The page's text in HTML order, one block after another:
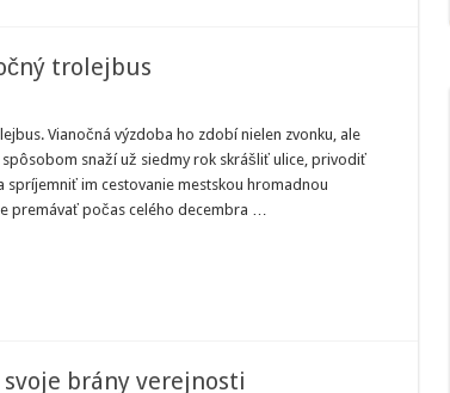
trolejbus
Vianočná výzdoba ho zdobí nielen zvonku, ale
snaží už siedmy rok skrášliť ulice, privodiť
im cestovanie mestskou hromadnou
premávať počas celého decembra …
brány verejnosti